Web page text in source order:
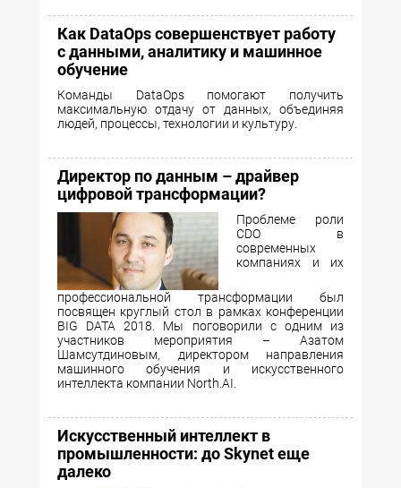
Как DataOps совершенствует работу
с данными, аналитику и машинное
обучение
Команды DataOps помогают получить
максимальную отдачу от данных, объединяя
людей, процессы, технологии и культуру.
Директор по данным – драйвер
цифровой трансформации?
Проблеме роли
CDO в
современных
компаниях и их
профессиональной трансформации был
посвящен круглый стол в рамках конференции
BIG DATA 2018. Мы поговорили с одним из
участников мероприятия – Азатом
Шамсутдиновым, директором направления
машинного обучения и искусственного
интеллекта компании North.AI.
Искусственный интеллект в
промышленности: до Skynet еще
далеко